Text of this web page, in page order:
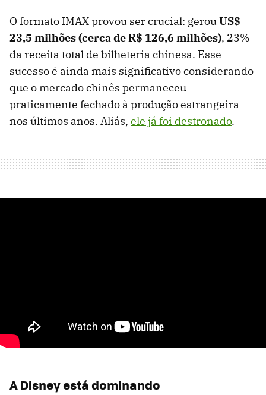
O formato IMAX provou ser crucial: gerouUS$
23,5 milhões (cerca de R$ 126,6 milhões), 23%
da receita total de bilheteria chinesa. Esse
sucesso é ainda mais significativo considerando
que o mercado chinês permaneceu
praticamente fechado à produção estrangeira
nos últimos anos. Aliás, ele já foi destronado.
A Disney está dominando